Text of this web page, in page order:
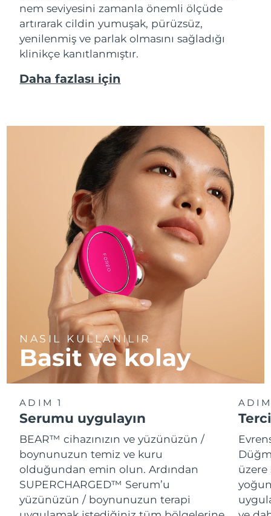
nem seviyesini zamanla önemli ölçüde
artırarak cildin yumuşak, pürüzsüz,
yenilenmiş ve parlak olmasını sağladığı
klinikçe kanıtlanmıştır.
Daha fazlası için
NASIL KULLANILIR
Basit ve kolay
ADIM 1
Serumu uygulayın
BEAR™ cihazınızın ve yüzünüzün /
boynunuzun temiz ve kuru
olduğundan emin olun. Ardından
SUPERCHARGED™ Serum’u
yüzünüzün / boynunuzun terapi
üzere